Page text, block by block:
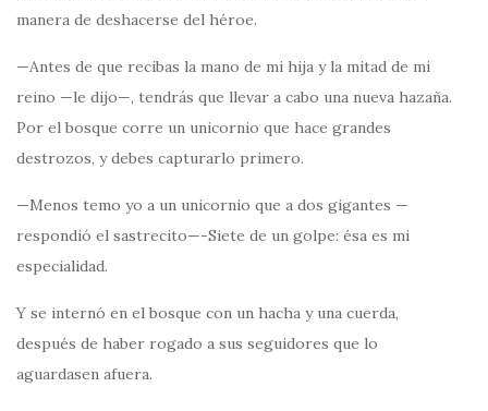
manera de deshacerse del héroe.
—Antes de que recibas la mano de mi hija y la mitad de mi
reino —le dijo—, tendrás que llevar a cabo una nueva hazaña.
Por el bosque corre un unicornio que hace grandes
destrozos, y debes capturarlo primero.
—Menos temo yo a un unicornio que a dos gigantes —
respondió el sastrecito—-Siete de un golpe: ésa es mi
especialidad.
Y se internó en el bosque con un hacha y una cuerda,
después de haber rogado a sus seguidores que lo
aguardasen afuera.